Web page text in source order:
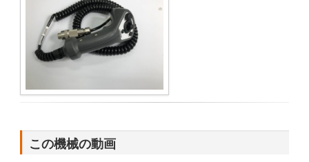
この機械の動画